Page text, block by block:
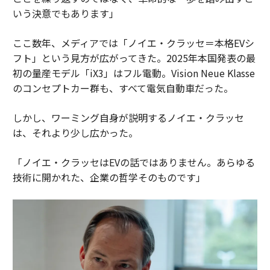
いう決意でもあります」
ここ数年、メディアでは「ノイエ・クラッセ＝本格EVシ
フト」という見方が広がってきた。2025年本国発表の最
初の量産モデル「iX3」はフル電動。Vision Neue Klasse
のコンセプトカー群も、すべて電気自動車だった。
しかし、ワーミング自身が説明するノイエ・クラッセ
は、それより少し広かった。
「ノイエ・クラッセはEVの話ではありません。あらゆる
技術に開かれた、企業の哲学そのものです」